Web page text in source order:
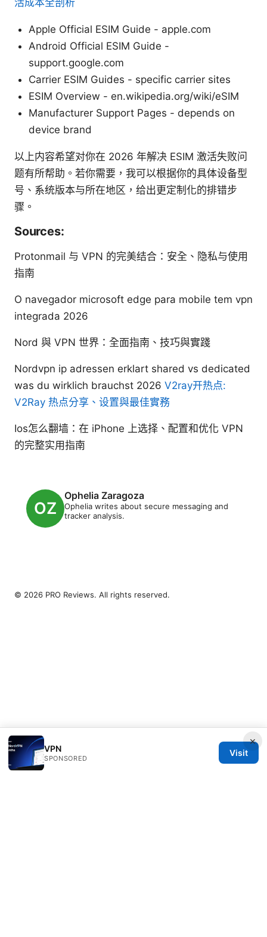
Apple Official ESIM Guide - apple.com
Android Official ESIM Guide -
support.google.com
Carrier ESIM Guides - specific carrier sites
ESIM Overview - en.wikipedia.org/wiki/eSIM
Manufacturer Support Pages - depends on
device brand
以上内容希望对你在 2026 年解决 ESIM 激活失败问
题有所帮助。若你需要，我可以根据你的具体设备型
号、系统版本与所在地区，给出更定制化的排错步
骤。
Sources:
Protonmail 与 VPN 的完美结合：安全、隐私与使用
指南
O navegador microsoft edge para mobile tem vpn
integrada 2026
Nord 與 VPN 世界：全面指南、技巧與實踐
Nordvpn ip adressen erklart shared vs dedicated
was du wirklich brauchst 2026 V2ray开热点:
V2Ray 热点分享、设置與最佳實務
Ios怎么翻墙：在 iPhone 上选择、配置和优化 VPN
的完整实用指南
Ophelia Zaragoza
Ophelia writes about secure messaging and
tracker analysis.
×
VPN
SPONSORED
Visit
© 2026 PRO Reviews. All rights reserved.